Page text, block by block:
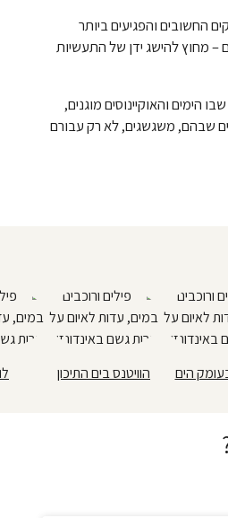
החשובים והפגיעים ביותר
– מחוץ להישג ידן של התעשיות
הימים והאוקיינוסים מוגנים,
שבהם, משגשגים, לא רק עבורם
הים הוויטנס בים התיכון